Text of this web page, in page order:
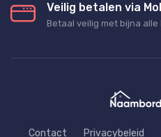
Veilig betalen via
Betaal veilig met bijna
Contact Privacybeleid